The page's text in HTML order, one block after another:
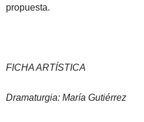
propuesta.
FICHA ARTÍSTICA
Dramaturgia: María Gutiérrez